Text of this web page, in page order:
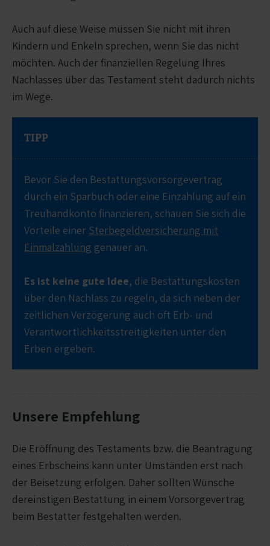
Auch auf diese Weise müssen Sie nicht mit ihren
Kindern und Enkeln sprechen, wenn Sie das nicht
möchten. Auch der finanziellen Regelung Ihres
Nachlasses über das Testament steht dadurch nichts
im Wege.
TIPP
Bevor Sie den Bestattungsvorsorgevertrag
durch ein Sparbuch oder eine Einzahlung auf ein
Treuhandkonto finanzieren, schauen Sie sich die
Vorteile einer Sterbegeldversicherung mit
Einmalzahlung genauer an.
Es ist keine gute Idee, die Bestattungskosten
über den Nachlass zu regeln, da sich neben der
zeitlichen Verzögerung auch oft Erb- und
Verantwortlichkeitsstreitigkeiten unter den
Erben ergeben.
Unsere Empfehlung
Die Eröffnung des Testaments bzw. die Beantragung
eines Erbscheins kann unter Umständen erst nach
der Beisetzung erfolgen. Daher sollten Wünsche
dereinstigen Bestattung in einem Vorsorgevertrag
beim Bestatter festgehalten werden.